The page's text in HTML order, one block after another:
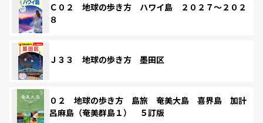
Ｃ０２ 地球の歩き方 ハワイ島 ２０２７～２０２
８
Ｊ３３ 地球の歩き方 墨田区
０２ 地球の歩き方 島旅 奄美大島 喜界島 加計
呂麻島（奄美群島１） ５訂版